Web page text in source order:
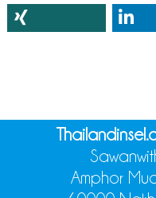
Amphor